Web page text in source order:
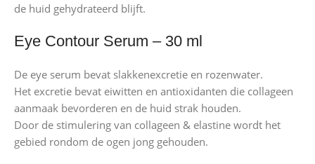
de huid gehydrateerd blijft.
Eye Contour Serum – 30 ml
De eye serum bevat slakkenexcretie en rozenwater.
Het excretie bevat eiwitten en antioxidanten die collageen
aanmaak bevorderen en de huid strak houden.
Door de stimulering van collageen & elastine wordt het
gebied rondom de ogen jong gehouden.